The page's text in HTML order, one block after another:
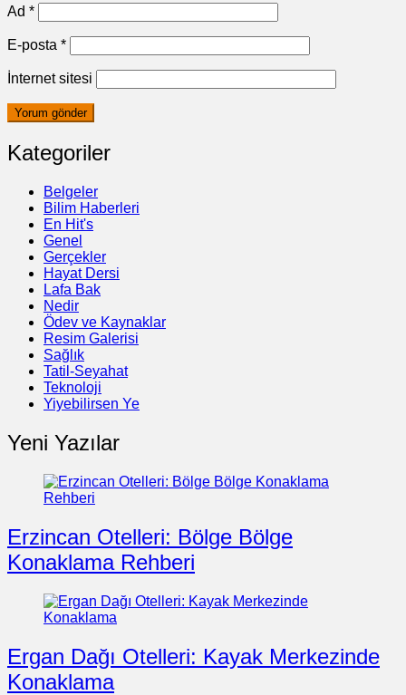
Ad *
E-posta *
İnternet sitesi
Kategoriler
Belgeler
Bilim Haberleri
En Hit's
Genel
Gerçekler
Hayat Dersi
Lafa Bak
Nedir
Ödev ve Kaynaklar
Resim Galerisi
Sağlık
Tatil-Seyahat
Teknoloji
Yiyebilirsen Ye
Yeni Yazılar
Erzincan Otelleri: Bölge Bölge
Konaklama Rehberi
Ergan Dağı Otelleri: Kayak Merkezinde
Konaklama